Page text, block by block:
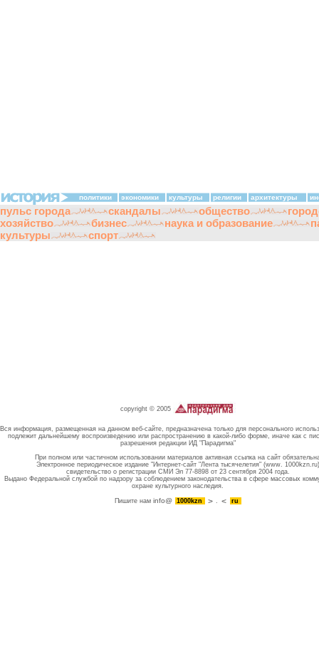
политики экономики культуры религии архитектуры
пульс города скандалы общество
хозяйство
бизнес наука и образование
культуры
спорт
copyright © 2005
Вся информация, размещенная на данном веб-сайте, предназначена только для персонального
подлежит дальнейшему воспроизведению или распространению в какой-либо форме, иначе как с
разрешения редакции ИД "Парадигма"
При полном или частичном использовании материалов активная ссылка на сайт
Электронное периодическое издание "Интернет-сайт "Лента тысячелетия" (www. 1000kzn.ru)
свидетельство о регистрации СМИ Эл 77-8898 от 23 сентября 2004 года.
Выдано Федеральной службой по надзору за соблюдением законодательства в сфере массовых
охране культурного наследия.
Пишите намinfo@ 1000kzn . ru